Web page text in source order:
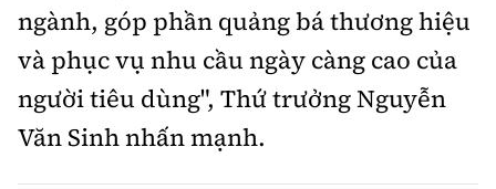
ngành, góp phần quảng bá thương hiệu
và phục vụ nhu cầu ngày càng cao của
người tiêu dùng", Thứ trưởng Nguyễn
Văn Sinh nhấn mạnh.